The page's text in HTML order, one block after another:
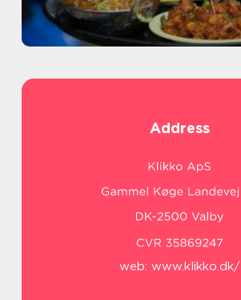
Address
web: www.klikko.dk/